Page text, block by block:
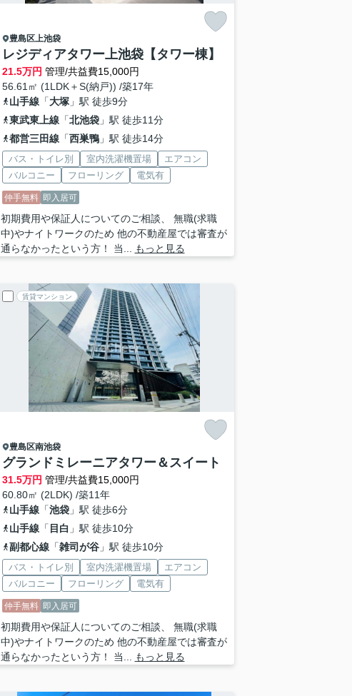
豊島区上池袋
レジディアタワー上池袋【タワー棟】
21.5万円 管理/共益費15,000円
56.61㎡ (1LDK＋S(納戸)) /築17年
山手線「大塚」駅 徒歩9分
東武東上線「北池袋」駅 徒歩11分
都営三田線「西巣鴨」駅 徒歩14分
バス・トイレ別 室内洗濯機置場
エアコン
バルコニー
フローリング 電気有
仲手無料 即入居可
初期費用や保証人についてのご相談、 無職(求職
中)やナイトワークのため 他の不動産屋では審査が
通らなかったという方！ 当...
もっと見る
賃貸マンション
豊島区南池袋
グランドミレーニアタワー＆スイート
31.5万円 管理/共益費15,000円
60.80㎡ (2LDK) /築11年
山手線「池袋」駅 徒歩6分
山手線「 目白 」駅 徒歩10分
副都心線「雑司が谷」駅 徒歩10分
バス・トイレ別 室内洗濯機置場
エアコン
バルコニー
フローリング 電気有
仲手無料 即入居可
初期費用や保証人についてのご相談、 無職(求職
中)やナイトワークのため 他の不動産屋では審査が
通らなかったという方！ 当...
もっと見る